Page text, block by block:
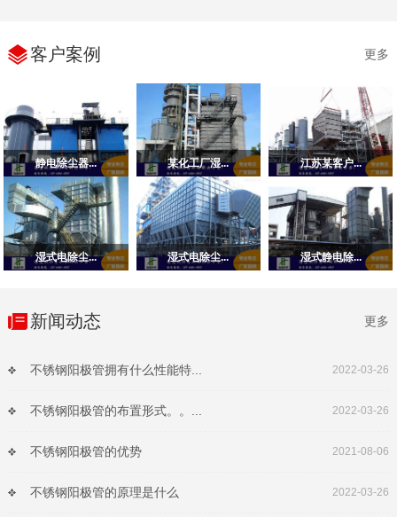
客户案例 更多
静电除尘器... 某化工厂湿... 江苏某客户...
湿式电除尘... 湿式电除尘... 湿式静电除...
新闻动态 更多
不锈钢阳极管拥有什么性能特... 2022-03-26
不锈钢阳极管的布置形式。。... 2022-03-26
不锈钢阳极管的优势 2021-08-06
不锈钢阳极管的原理是什么 2022-03-26